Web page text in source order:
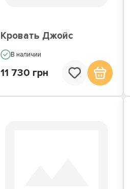
Кровать Джойс
В наличии
11 730 грн